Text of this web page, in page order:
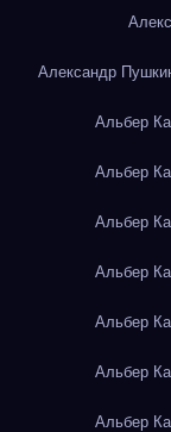
Александр
Альбер
Альбер
Альбер
Альбер
Альбер
Альбер
Альбер